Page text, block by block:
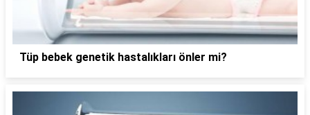
Tüp bebek genetik hastalıkları önler mi?